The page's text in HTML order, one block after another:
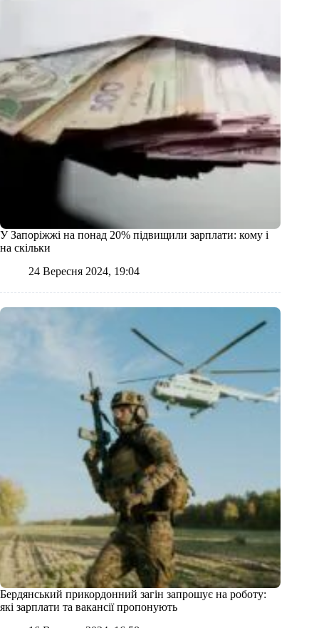
У Запоріжжі на понад 20% підвищили зарплати: кому і
на скільки
24 Вересня 2024, 19:04
Бердянський прикордонний загін запрошує на роботу:
які зарплати та вакансії пропонують